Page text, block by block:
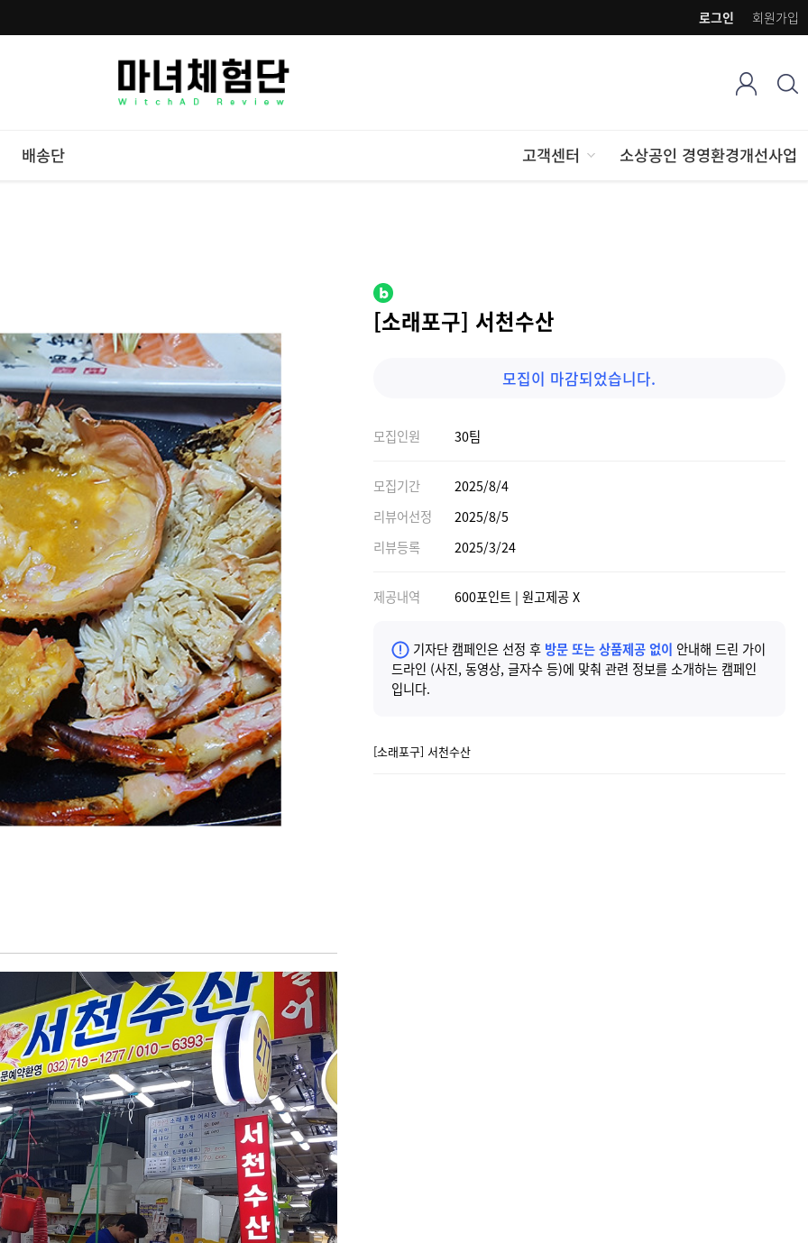
회원가입
로그인
배송단 고객센터 소상공인 경영환경개선사업
[소래포구] 서천수산
모집이 마감되었습니다.
모집인원 30팀
모집기간
2025/8/4
리뷰어선정
2025/8/5
리뷰등록
2025/3/24
제공내역 600포인트 | 원고제공 X
기자단 캠페인은 선정 후 방문 또는 상품제공 없이 안내해 드린 가이
드라인 (사진, 동영상, 글자수 등)에 맞춰 관련 정보를 소개하는 캠페인
입니다.
[소래포구] 서천수산